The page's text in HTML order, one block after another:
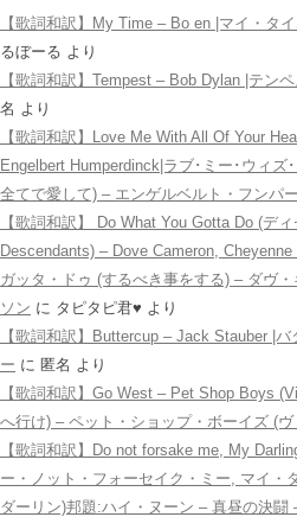
【歌詞和訳】My Time – Bo en |マイ・タ
るぼーる より
【歌詞和訳】Tempest – Bob Dylan |テン
名 より
【歌詞和訳】Love Me With All Of Your
Engelbert Humperdinck|ラブ･ミー･ウィ
全てで愛して) – エンゲルベルト・フンパ
【歌詞和訳】 Do What You Gotta Do (デ
Descendants) – Dove Cameron,
ガッタ・ドゥ (するべき事をする) – ダヴ
ソン に タピタピ君♥️ より
【歌詞和訳】Buttercup – Jack Stauber |
ー に 匿名 より
【歌詞和訳】Go West – Pet Shop Boys
へ行け) – ペット・ショップ・ボーイズ (
【歌詞和訳】Do not forsake me, My
ー・ノット・フォーセイク・ミー, マイ・
ダーリン)邦題:ハイ・ヌーン – 真昼の決闘